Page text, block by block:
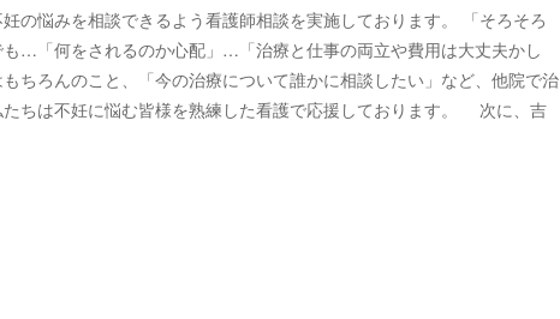
の悩みを相談できるよう看護師相談を実施しております。 「そろそろ
…「何をされるのか心配」…「治療と仕事の両立や費用は大丈夫かし
ちろんのこと、「今の治療について誰かに相談したい」など、他院で治
ちは不妊に悩む皆様を熟練した看護で応援しております。 次に、吉